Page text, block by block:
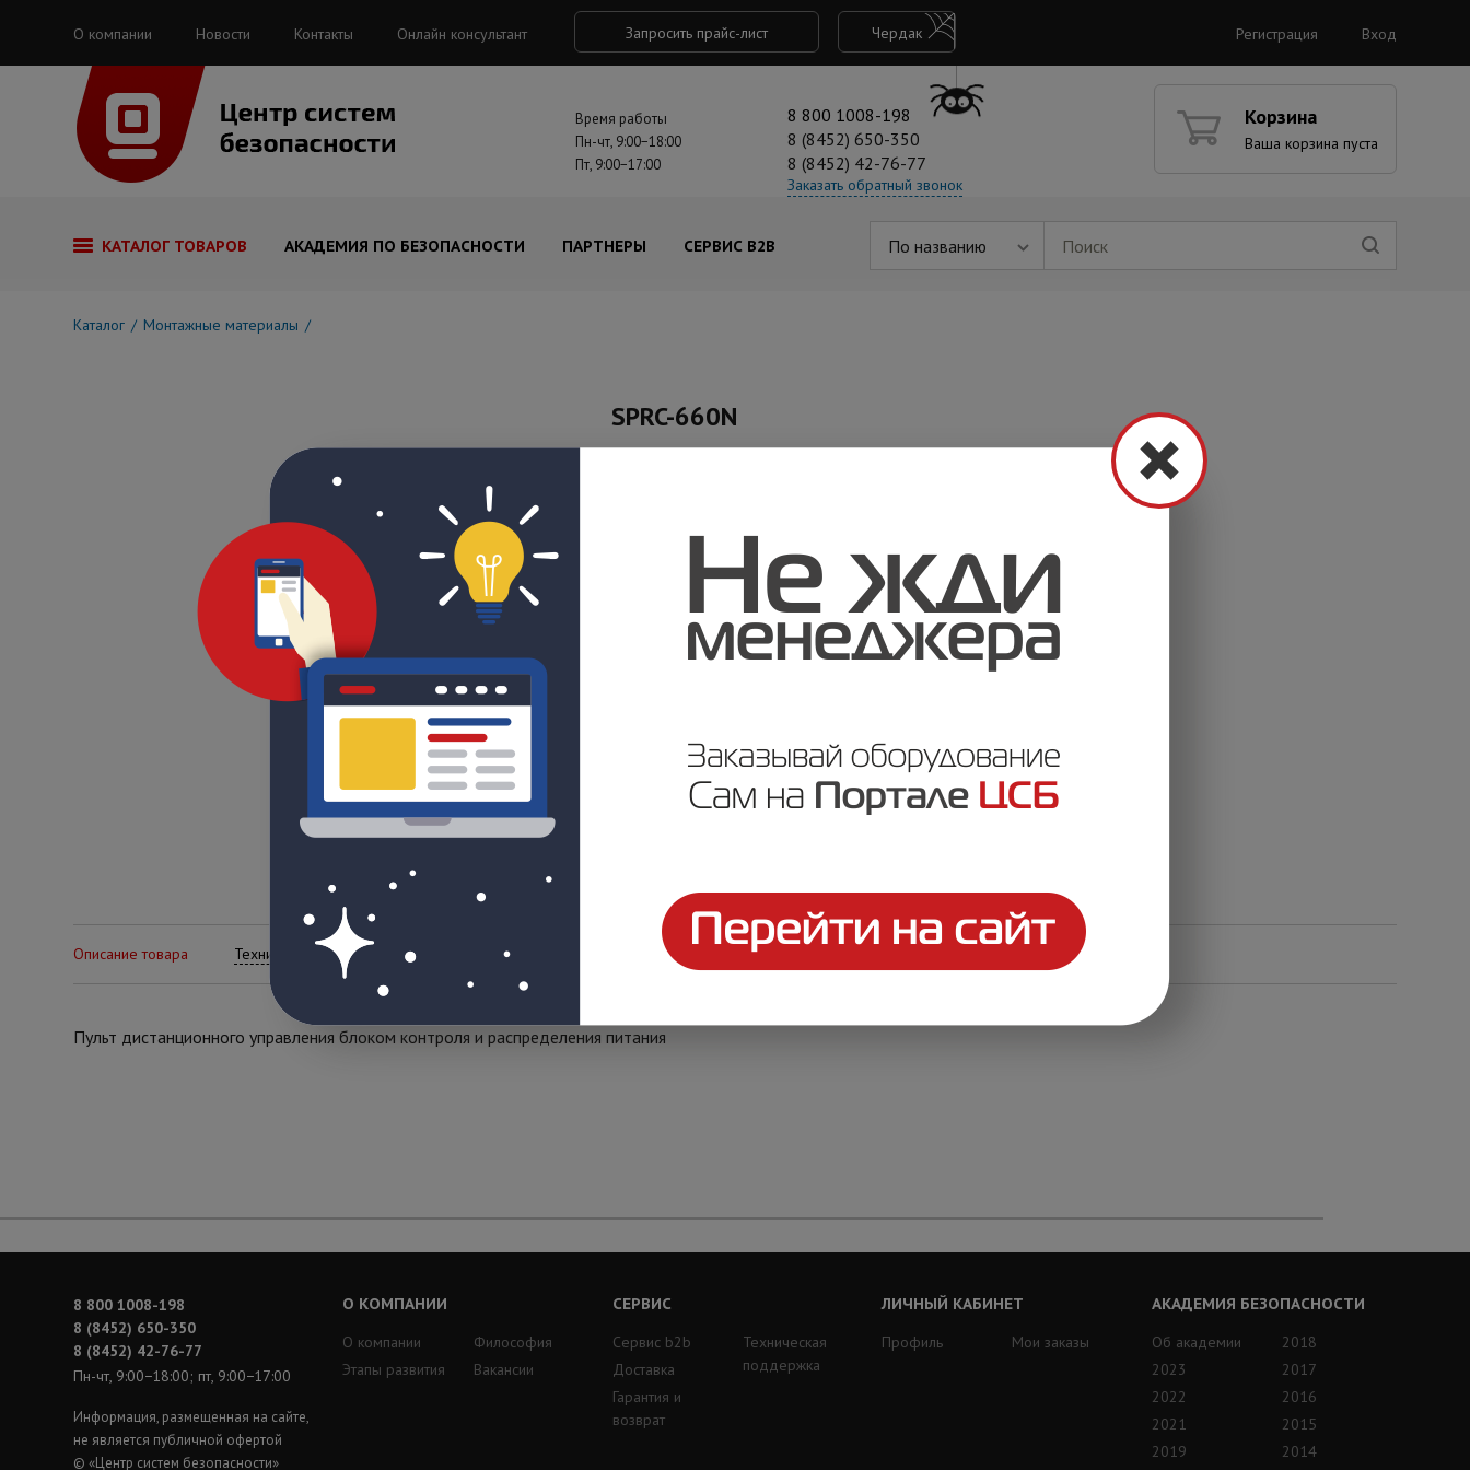
О компании Новости Контакты Онлайн консультант Запросить прайс-лист Чердак Регистрация Вход
Время работы
Пн-чт, 9:00−18:00
Пт, 9:00−17:00
8 800 1008-198
8 (8452) 650-350
8 (8452) 42-76-77
Заказать обратный звонок
Корзина
Ваша корзина пуста
КАТАЛОГ ТОВАРОВ АКАДЕМИЯ ПО БЕЗОПАСНОСТИ ПАРТНЕРЫ СЕРВИС B2B По названию
Каталог Монтажные материалы
SPRC-660N
Описание товара Технические характеристики
Пульт дистанционного управления блоком контроля и распределения питания
8 800 1008-198
8 (8452) 650-350
8 (8452) 42-76-77
Пн-чт, 9:00−18:00; пт, 9:00−17:00
Информация, размещенная на сайте,
не является публичной офертой
© «Центр систем безопасности»
О КОМПАНИИ
О компании
Этапы развития
Философия
Вакансии
СЕРВИС
Сервис b2b
Доставка
Гарантия и
возврат
Техническая
поддержка
ЛИЧНЫЙ КАБИНЕТ
Профиль
Мои заказы
АКАДЕМИЯ БЕЗОПАСНОСТИ
Об академии
2023
2022
2021
2019
2018
2017
2016
2015
2014